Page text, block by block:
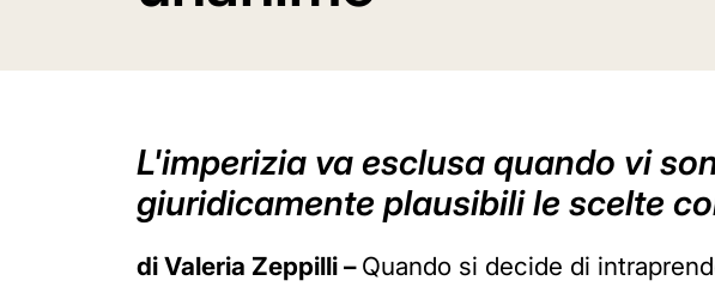
L'imperizia va esclusa quando vi
giuridicamente plausibili le scelte
di Valeria Zeppilli – Quando si decide di